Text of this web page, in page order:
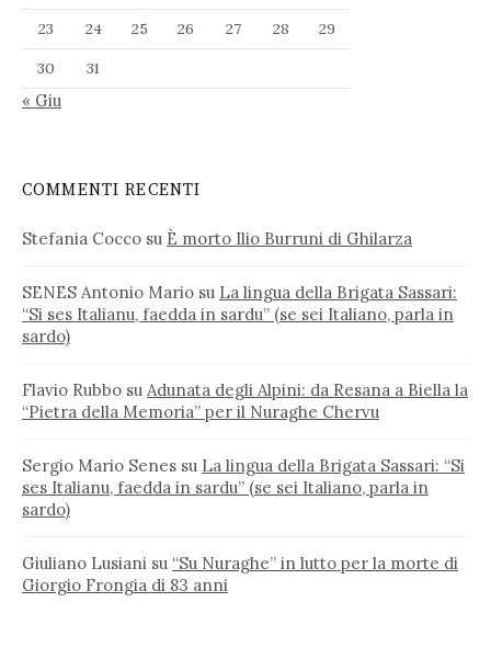
23
24 25 26 27 28
29
30
31
« Giu
COMMENTI RECENTI
Stefania Cocco su È morto Ilio Burruni di Ghilarza
SENES Antonio Mario su La lingua della Brigata Sassari:
“Si ses Italianu, faedda in sardu” (se sei Italiano, parla in
sardo)
Flavio Rubbo su Adunata degli Alpini: da Resana a Biella la
“Pietra della Memoria” per il Nuraghe Chervu
Sergio Mario Senes su La lingua della Brigata Sassari: “Si
ses Italianu, faedda in sardu” (se sei Italiano, parla in
sardo)
Giuliano Lusiani su “Su Nuraghe” in lutto per la morte di
Giorgio Frongia di 83 anni